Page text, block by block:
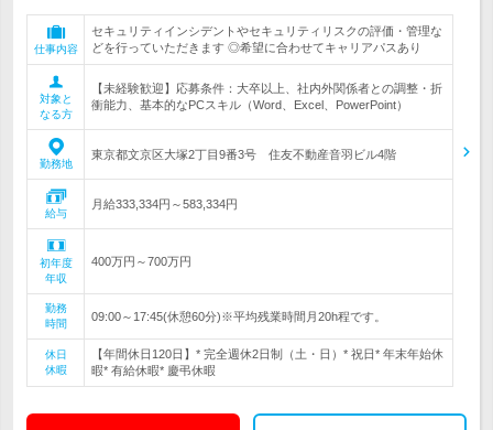
仕事内容
セキュリティインシデントやセキュリティリスクの評価・管理な
どを行っていただきます ◎希望に合わせてキャリアパスあり
対象と
なる方
【未経験歓迎】応募条件：大卒以上、社内外関係者との調整・折
衝能力、基本的なPCスキル（Word、Excel、PowerPoint）
勤務地
東京都文京区大塚2丁目9番3号 住友不動産音羽ビル4階
給与
月給333,334円～583,334円
初年度
年収
400万円～700万円
勤務
時間
09:00～17:45(休憩60分)※平均残業時間月20h程です。
休日
休暇
【年間休日120日】* 完全週休2日制（土・日）* 祝日* 年末年始休
暇* 有給休暇* 慶弔休暇